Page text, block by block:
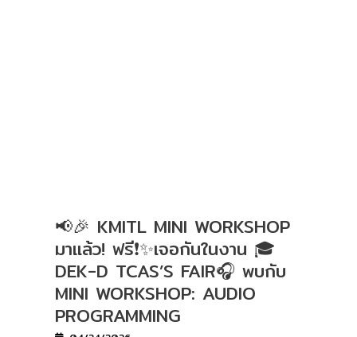
📢🎉 KMITL MINI WORKSHOP
มาแล้ว! ฟรี❗️✨เจอกันในงาน 🎓
DEK-D TCAS’S FAIR🎧 พบกับ
MINI WORKSHOP: AUDIO
PROGRAMMING